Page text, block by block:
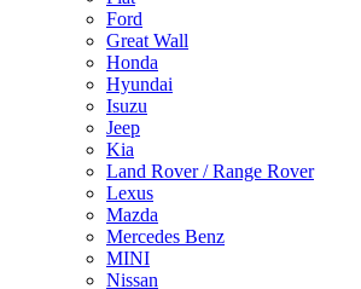
Ford
Great Wall
Honda
Hyundai
Isuzu
Jeep
Kia
Land Rover / Range Rover
Lexus
Mazda
Mercedes Benz
MINI
Nissan